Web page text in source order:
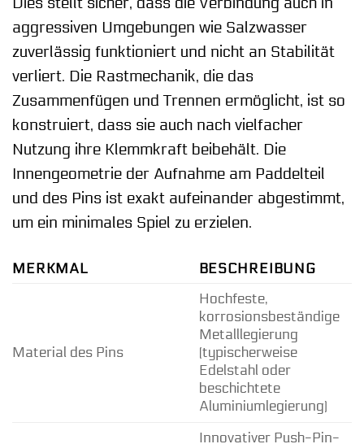
aggressiven Umgebungen wie Salzwasser
zuverlässig funktioniert und nicht an Stabilität
verliert. Die Rastmechanik, die das
Zusammenfügen und Trennen ermöglicht, ist so
konstruiert, dass sie auch nach vielfacher
Nutzung ihre Klemmkraft beibehält. Die
Innengeometrie der Aufnahme am Paddelteil
und des Pins ist exakt aufeinander abgestimmt,
um ein minimales Spiel zu erzielen.
MERKMAL BESCHREIBUNG
Material des Pins
Hochfeste,
korrosionsbeständige
Metalllegierung
(typischerweise
Edelstahl oder
beschichtete
Aluminiumlegierung)
Innovativer Push-Pin-